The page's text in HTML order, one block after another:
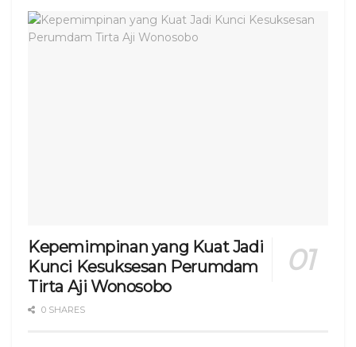
Kepemimpinan yang Kuat Jadi
Kunci Kesuksesan Perumdam
Tirta Aji Wonosobo
0 SHARES